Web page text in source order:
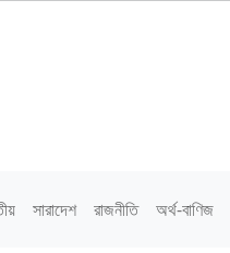
সারাদেশ রাজনীতি অর্থ-বাণিজ